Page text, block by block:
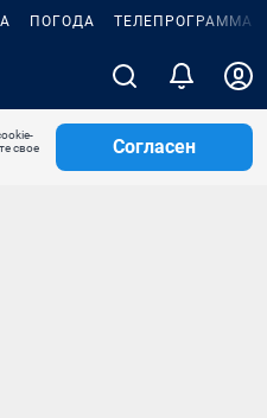
ПОГОДА ТЕЛЕПРОГРАММА
свое
Согласен